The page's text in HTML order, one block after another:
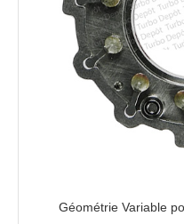
Géométrie Variable